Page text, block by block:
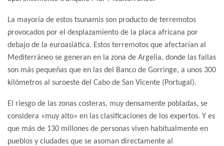
La mayoría de estos tsunamis son producto de terremotos
provocados por el desplazamiento de la placa africana por
debajo de la euroasiática. Estos terremotos que afectarían al
Mediterráneo se generan en la zona de Argelia, donde las fallas
son más pequeñas que en las del Banco de Gorringe, a unos 300
kilómetros al suroeste del Cabo de San Vicente (Portugal).
El riesgo de las zonas costeras, muy densamente pobladas, se
considera «muy alto» en las clasificaciones de los expertos. Y es
que más de 130 millones de personas viven habitualmente en
pueblos y ciudades que se asoman directamente al